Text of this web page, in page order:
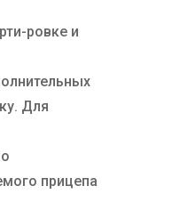
ровке и
Для
прицепа